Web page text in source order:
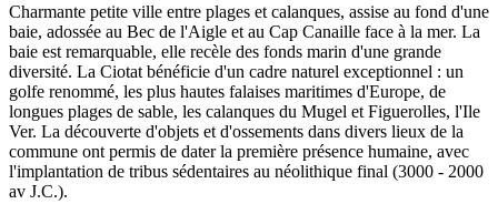
Charmante petite ville entre plages et calanques, assise au fond d'une
baie, adossée au Bec de l'Aigle et au Cap Canaille face à la mer. La
baie est remarquable, elle recèle des fonds marin d'une grande
diversité. La Ciotat bénéficie d'un cadre naturel exceptionnel : un
golfe renommé, les plus hautes falaises maritimes d'Europe, de
longues plages de sable, les calanques du Mugel et Figuerolles, l'Ile
Ver. La découverte d'objets et d'ossements dans divers lieux de la
commune ont permis de dater la première présence humaine, avec
l'implantation de tribus sédentaires au néolithique final (3000 - 2000
av J.C.).